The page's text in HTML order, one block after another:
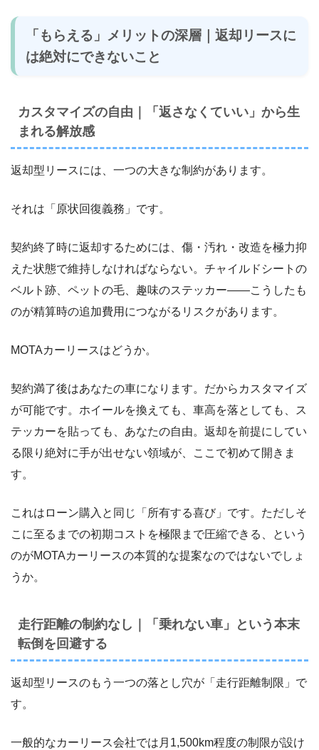
「もらえる」メリットの深層｜返却リースに
は絶対にできないこと
カスタマイズの自由｜「返さなくていい」から生
まれる解放感
返却型リースには、一つの大きな制約があります。
それは「原状回復義務」です。
契約終了時に返却するためには、傷・汚れ・改造を極力抑
えた状態で維持しなければならない。チャイルドシートの
ベルト跡、ペットの毛、趣味のステッカー――こうしたも
のが精算時の追加費用につながるリスクがあります。
MOTAカーリースはどうか。
契約満了後はあなたの車になります。だからカスタマイズ
が可能です。ホイールを換えても、車高を落としても、ス
テッカーを貼っても、あなたの自由。返却を前提にしてい
る限り絶対に手が出せない領域が、ここで初めて開きま
す。
これはローン購入と同じ「所有する喜び」です。ただしそ
こに至るまでの初期コストを極限まで圧縮できる、という
のがMOTAカーリースの本質的な提案なのではないでしょ
うか。
走行距離の制約なし｜「乗れない車」という本末
転倒を回避する
返却型リースのもう一つの落とし穴が「走行距離制限」で
す。
一般的なカーリース会社では月1,500km程度の制限が設け